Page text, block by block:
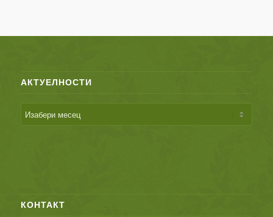
АКТУЕЛНОСТИ
КОНТАКТ